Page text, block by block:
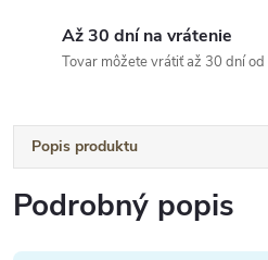
Až 30 dní na vrátenie
Tovar môžete vrátiť až 30 dní
Popis produktu
Podrobný popis